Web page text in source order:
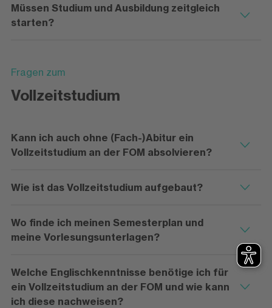
Müssen Studium und Ausbildung zeitgleich
starten?
Fragen zum
Vollzeitstudium
Kann ich auch ohne (Fach-)Abitur ein
Vollzeitstudium an der FOM absolvieren?
Wie ist das Vollzeitstudium aufgebaut?
Wo finde ich meinen Semesterplan und
meine Vorlesungsunterlagen?
Welche Englischkenntnisse benötige ich für
ein Vollzeitstudium an der FOM und wie kann
ich diese nachweisen?